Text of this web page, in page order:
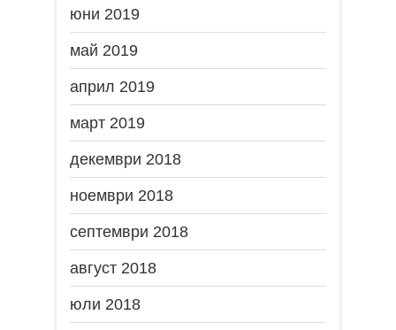
юни 2019
май 2019
април 2019
март 2019
декември 2018
ноември 2018
септември 2018
август 2018
юли 2018